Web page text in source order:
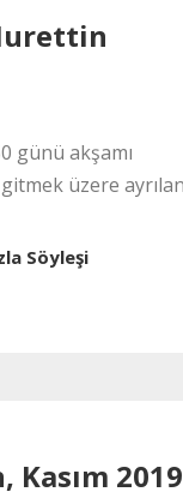
günü akşamı
üzere ayrılan
Söyleşi
2019